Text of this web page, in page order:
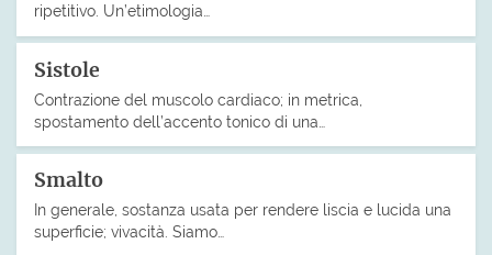
ripetitivo. Un’etimologia…
Sistole
Contrazione del muscolo cardiaco; in metrica,
spostamento dell’accento tonico di una…
Smalto
In generale, sostanza usata per rendere liscia e lucida una
superficie; vivacità. Siamo…